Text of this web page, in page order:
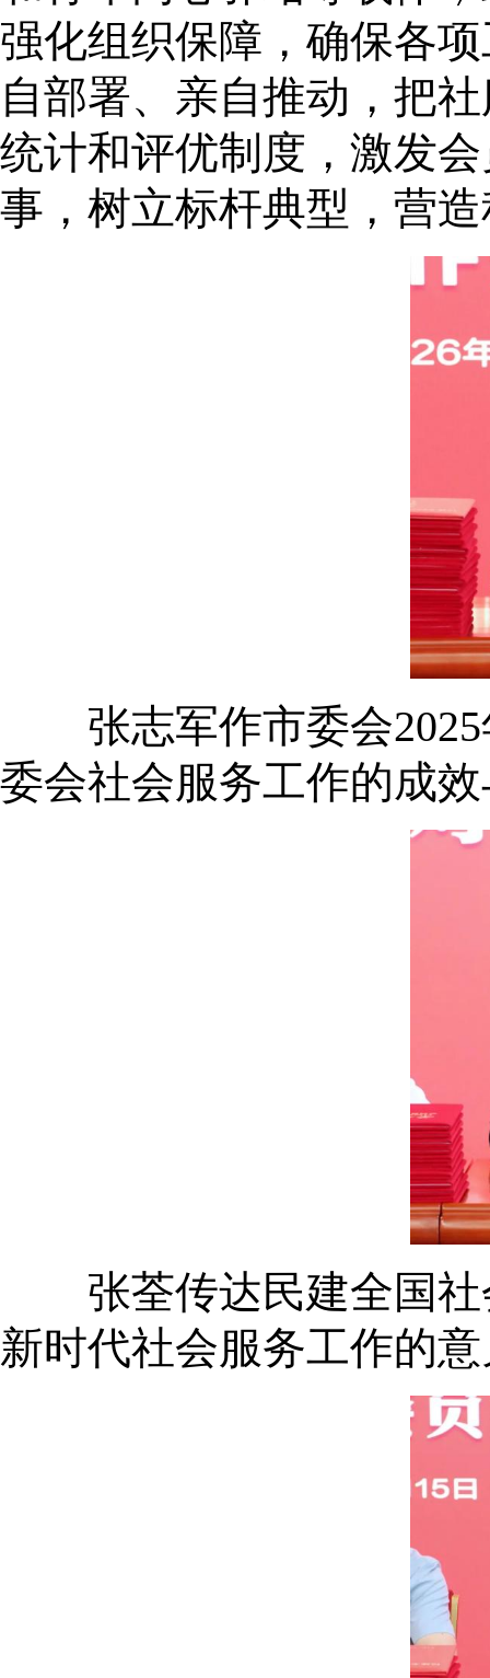
强化组织保障，确保各
自部署、亲自推动，把
统计和评优制度，激发
事，树立标杆典型，营
张志军作市委会2025
委会社会服务工作的成
张荃传达民建全国社
新时代社会服务工作的